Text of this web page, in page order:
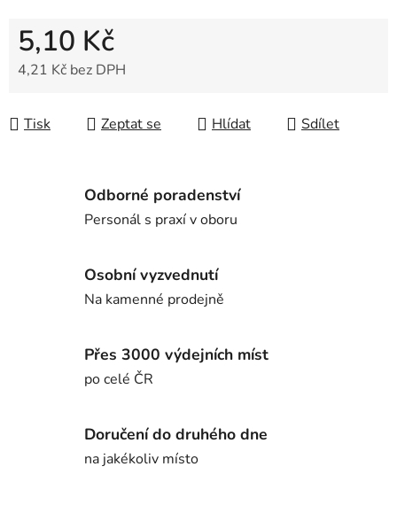
5,10 Kč
4,21 Kč bez DPH
Tisk
Zeptat se Hlídat Sdílet
Odborné poradenství
Personál s praxí v oboru
Osobní vyzvednutí
Na kamenné prodejně
Přes 3000 výdejních míst
po celé ČR
Doručení do druhého dne
na jakékoliv místo